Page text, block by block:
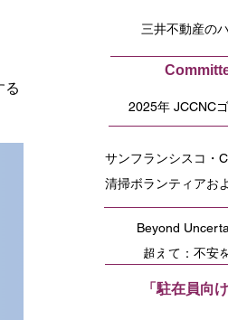
る
三井不動産の
2025年 JCCNC
サンフランシスコ・
清掃ボランティアお
Beyond
超えて：不安
「駐在員向